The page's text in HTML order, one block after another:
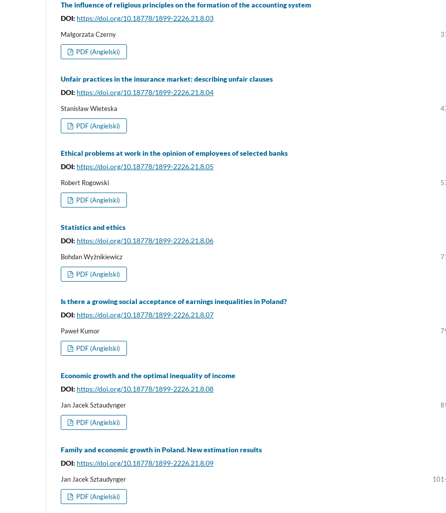
The influence of religious principles on the formation of the accounting system
DOI: https://doi.org/10.18778/1899-2226.21.8.03
Małgorzata Czerny
PDF (Angielski)
Unfair practices in the insurance market: describing unfair clauses
DOI: https://doi.org/10.18778/1899-2226.21.8.04
Stanisław Wieteska
PDF (Angielski)
Ethical problems at work in the opinion of employees of selected banks
DOI: https://doi.org/10.18778/1899-2226.21.8.05
Robert Rogowski
PDF (Angielski)
Statistics and ethics
DOI: https://doi.org/10.18778/1899-2226.21.8.06
Bohdan Wyżnikiewicz
PDF (Angielski)
Is there a growing social acceptance of earnings inequalities in Poland?
DOI: https://doi.org/10.18778/1899-2226.21.8.07
Paweł Kumor
PDF (Angielski)
Economic growth and the optimal inequality of income
DOI: https://doi.org/10.18778/1899-2226.21.8.08
Jan Jacek Sztaudynger
PDF (Angielski)
Family and economic growth in Poland. New estimation results
DOI: https://doi.org/10.18778/1899-2226.21.8.09
Jan Jacek Sztaudynger
PDF (Angielski)